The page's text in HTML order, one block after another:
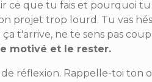
ce que tu fais et pourquoi tu
projet trop lourd. Tu vas
t'arrive, ne te sens pas
motivé et le rester.
réflexion. Rappelle-toi ton